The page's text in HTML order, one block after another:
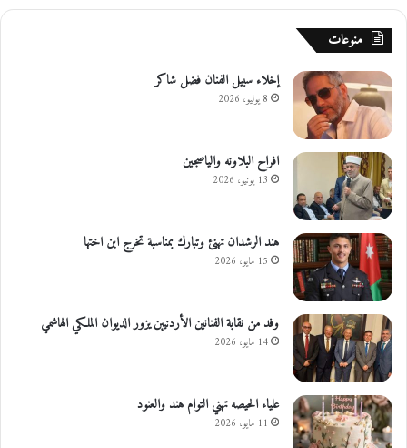
منوعات
إخلاء سبيل الفنان فضل شاكر
8 يوليو، 2026
افراح البلاونه والياصجين
13 يونيو، 2026
هند الرشدان تهنئ وتبارك بمناسبة تخرج ابن اختها
15 مايو، 2026
وفد من نقابة الفنانين الأردنيين يزور الديوان الملكي الهاشمي
14 مايو، 2026
علياء الحيصه تهني التوام هند والعنود
11 مايو، 2026